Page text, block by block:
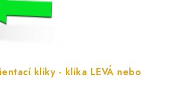
kliky - klika LEVÁ nebo